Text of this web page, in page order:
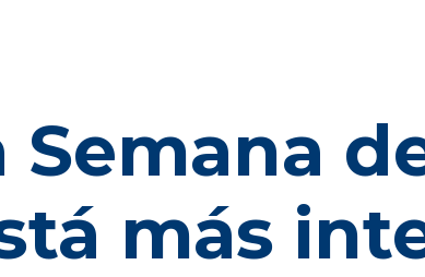
Semana
más